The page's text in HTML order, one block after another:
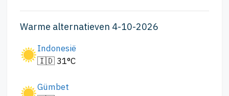
Warme alternatieven 4-10-2026
Indonesië
🇮🇩 31°C
Gümbet